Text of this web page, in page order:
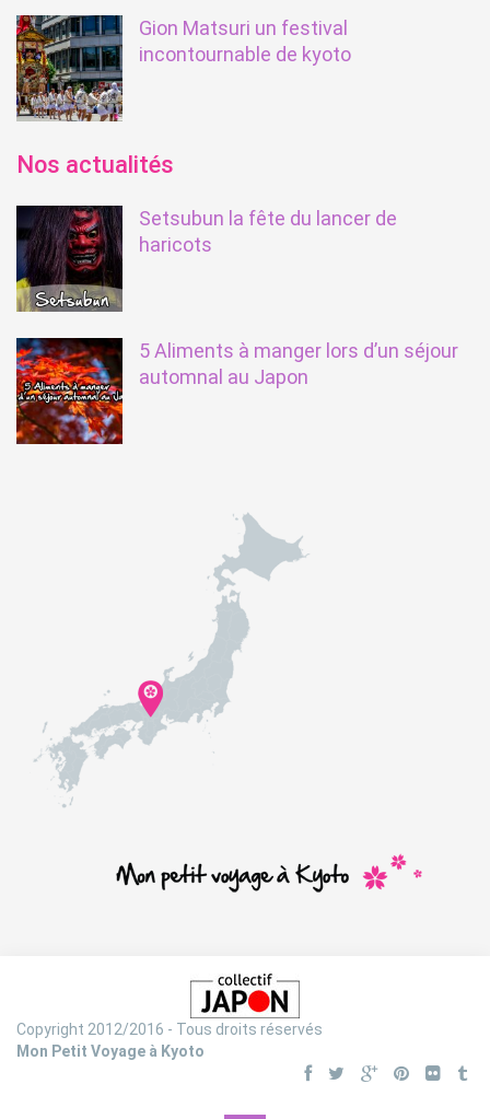
Gion Matsuri un festival
incontournable de kyoto
Nos actualités
Setsubun la fête du lancer de
haricots
5 Aliments à manger lors d’un séjour
automnal au Japon
Copyright 2012/2016 - Tous droits réservés
Mon Petit Voyage à Kyoto